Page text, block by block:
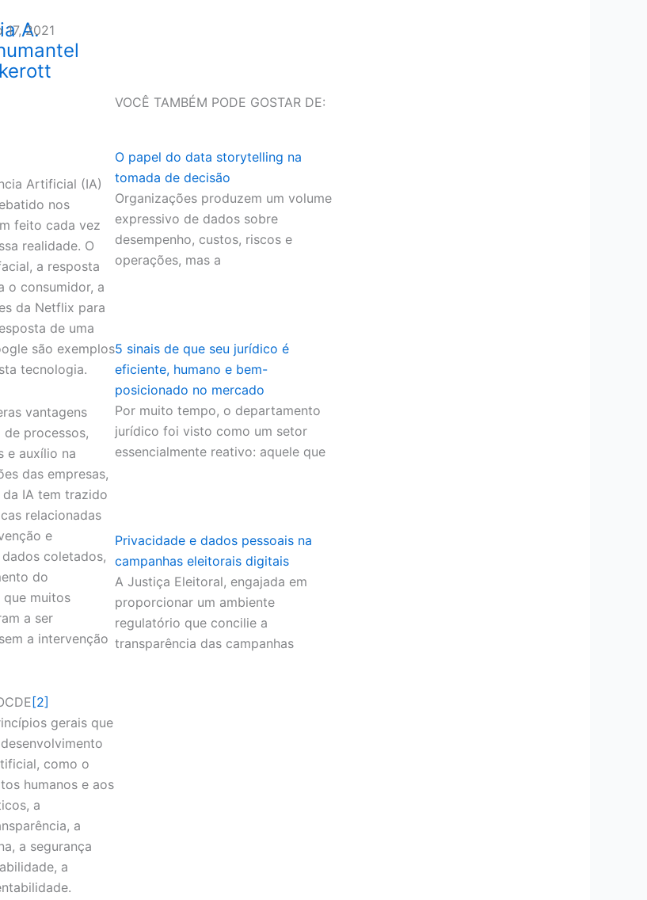
A.
17, 2021
Artificial (IA)
nos
feito cada vez
realidade. O
a resposta
o consumidor, a
da Netflix para
de uma
são exemplos
tecnologia.
vantagens
processos,
e auxílio na
das empresas,
IA tem trazido
relacionadas
e
coletados,
do
que muitos
a ser
a intervenção
[2]
gerais que
como o
humanos e aos
a
a
a segurança
a
VOCÊ TAMBÉM PODE GOSTAR DE:
O papel do data storytelling na
tomada de decisão
Organizações produzem um volume
expressivo de dados sobre
desempenho, custos, riscos e
operações, mas a
5 sinais de que seu jurídico é
eficiente, humano e bem-
posicionado no mercado
Por muito tempo, o departamento
jurídico foi visto como um setor
essencialmente reativo: aquele que
Privacidade e dados pessoais na
campanhas eleitorais digitais
A Justiça Eleitoral, engajada em
proporcionar um ambiente
regulatório que concilie a
transparência das campanhas